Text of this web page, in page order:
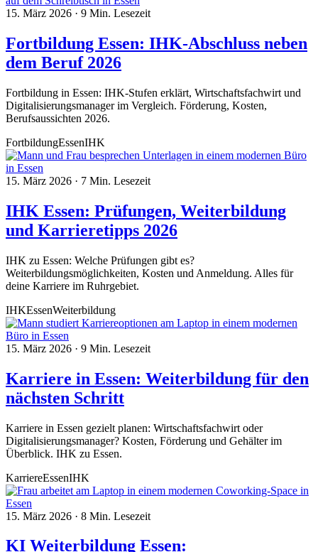
15. März 2026 · 9 Min. Lesezeit
Fortbildung Essen: IHK-Abschluss neben
dem Beruf 2026
Fortbildung in Essen: IHK-Stufen erklärt, Wirtschaftsfachwirt und
Digitalisierungsmanager im Vergleich. Förderung, Kosten,
Berufsaussichten 2026.
FortbildungEssenIHK
15. März 2026 · 7 Min. Lesezeit
IHK Essen: Prüfungen, Weiterbildung
und Karrieretipps 2026
IHK zu Essen: Welche Prüfungen gibt es?
Weiterbildungsmöglichkeiten, Kosten und Anmeldung. Alles für
deine Karriere im Ruhrgebiet.
IHKEssenWeiterbildung
15. März 2026 · 9 Min. Lesezeit
Karriere in Essen: Weiterbildung für den
nächsten Schritt
Karriere in Essen gezielt planen: Wirtschaftsfachwirt oder
Digitalisierungsmanager? Kosten, Förderung und Gehälter im
Überblick. IHK zu Essen.
KarriereEssenIHK
15. März 2026 · 8 Min. Lesezeit
KI Weiterbildung Essen: